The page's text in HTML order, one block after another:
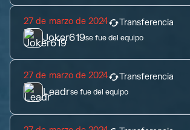
27 de marzo de 2024 Transferencia
Joker619se fue del equipo
27 de marzo de 2024 Transferencia
Leadrse fue del equipo